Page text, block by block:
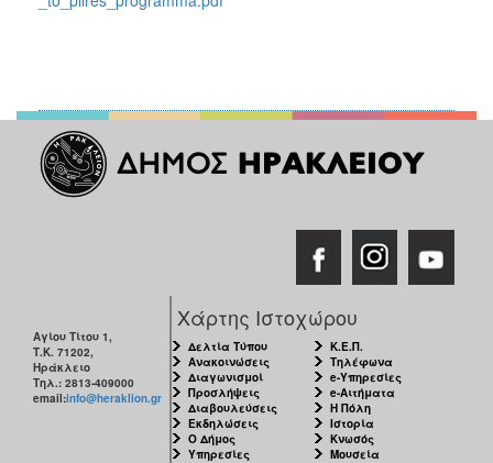
Αγίου Τίτου 1,
Τ.Κ. 71202,
Ηράκλειο
Τηλ.: 2813-409000
email:info@heraklion.gr
Χάρτης Ιστοχώρου
Δελτία Τύπου
Ανακοινώσεις
Διαγωνισμοί
Προσλήψεις
Διαβουλεύσεις
Εκδηλώσεις
Ο Δήμος
Υπηρεσίες
Κ.Ε.Π.
Τηλέφωνα
e-Υπηρεσίες
e-Αιτήματα
Η Πόλη
Ιστορία
Κνωσός
Μουσεία